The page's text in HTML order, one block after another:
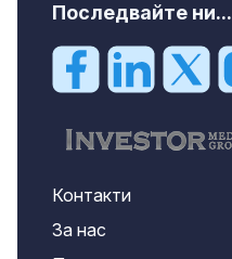
Последвайте ни...
Контакти
За нас